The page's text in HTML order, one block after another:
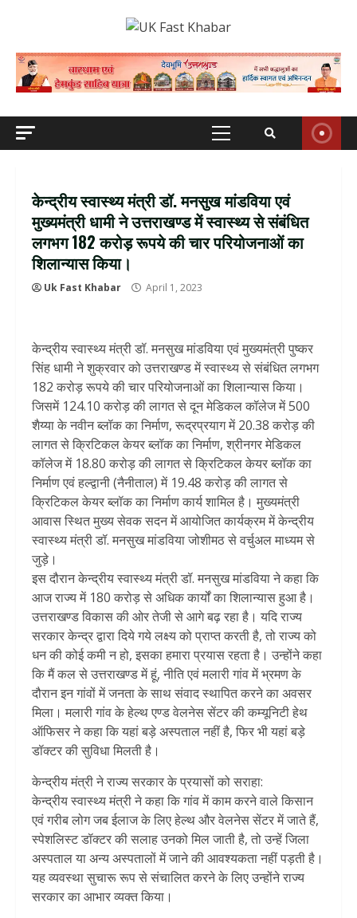
Primary
केन्द्रीय स्वास्थ्य मंत्री डॉ. मनसुख मांडविया एवं
मुख्यमंत्री धामी ने उत्तराखण्ड में स्वास्थ्य से संबंधित
लगभग 182 करोड़ रूपये की चार परियोजनाओं का
शिलान्यास किया।
Uk Fast Khabar April 1, 2023
केन्द्रीय स्वास्थ्य मंत्री डॉ. मनसुख मांडविया एवं मुख्यमंत्री पुष्कर
सिंह धामी ने शुक्रवार को उत्तराखण्ड में स्वास्थ्य से संबंधित लगभग
182 करोड़ रूपये की चार परियोजनाओं का शिलान्यास किया।
जिसमें 124.10 करोड़ की लागत से दून मेडिकल कॉलेज में 500
शैय्या के नवीन ब्लॉक का निर्माण, रूद्रप्रयाग में 20.38 करोड़ की
लागत से क्रिटिकल केयर ब्लॉक का निर्माण, श्रीनगर मेडिकल
कॉलेज में 18.80 करोड़ की लागत से क्रिटिकल केयर ब्लॉक का
निर्माण एवं हल्द्वानी (नैनीताल) में 19.48 करोड़ की लागत से
क्रिटिकल केयर ब्लॉक का निर्माण कार्य शामिल है। मुख्यमंत्री
आवास स्थित मुख्य सेवक सदन में आयोजित कार्यक्रम में केन्द्रीय
स्वास्थ्य मंत्री डॉ. मनसुख मांडविया जोशीमठ से वर्चुअल माध्यम से
जुड़े।
इस दौरान केन्द्रीय स्वास्थ्य मंत्री डॉ. मनसुख मांडविया ने कहा कि
आज राज्य में 180 करोड़ से अधिक कार्यों का शिलान्यास हुआ है।
उत्तराखण्ड विकास की ओर तेजी से आगे बढ़ रहा है। यदि राज्य
सरकार केन्द्र द्वारा दिये गये लक्ष्य को प्राप्त करती है, तो राज्य को
धन की कोई कमी न हो, इसका हमारा प्रयास रहता है। उन्होंने कहा
कि मैं कल से उत्तराखण्ड में हूं, नीति एवं मलारी गांव में भ्रमण के
दौरान इन गांवों में जनता के साथ संवाद स्थापित करने का अवसर
मिला। मलारी गांव के हेल्थ एण्ड वेलनेस सेंटर की कम्यूनिटी हेथ
ऑफिसर ने कहा कि यहां बड़े अस्पताल नहीं है, फिर भी यहां बड़े
डॉक्टर की सुविधा मिलती है।
केन्द्रीय मंत्री ने राज्य सरकार के प्रयासों को सराहा:
केन्द्रीय स्वास्थ्य मंत्री ने कहा कि गांव में काम करने वाले किसान
एवं गरीब लोग जब ईलाज के लिए हेल्थ और वेलनेस सेंटर में जाते हैं,
स्पेशलिस्ट डॉक्टर की सलाह उनको मिल जाती है, तो उन्हें जिला
अस्पताल या अन्य अस्पतालों में जाने की आवश्यकता नहीं पड़ती है।
यह व्यवस्था सुचारू रूप से संचालित करने के लिए उन्होंने राज्य
सरकार का आभार व्यक्त किया।